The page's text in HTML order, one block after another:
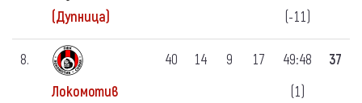
(Дупница)
(-11)
8.
Локомотив
40 14 9 17
49:48
(1)
37